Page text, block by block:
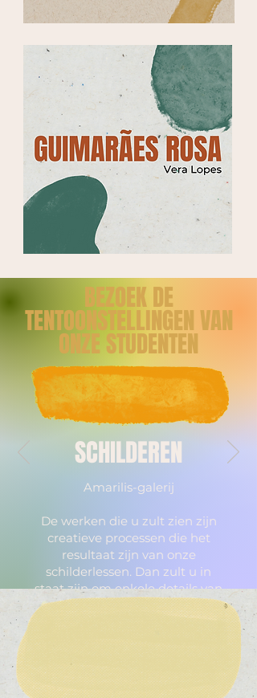
BEZOEK DE
TENTOONSTELLINGEN VAN
ONZE STUDENTEN
SCHILDEREN
Amarilis-galerij
De werken die u zult zien zijn
creatieve processen die het
resultaat zijn van onze
schilderlessen. Dan zult u in
staat zijn om enkele details van
elk werk te zien.